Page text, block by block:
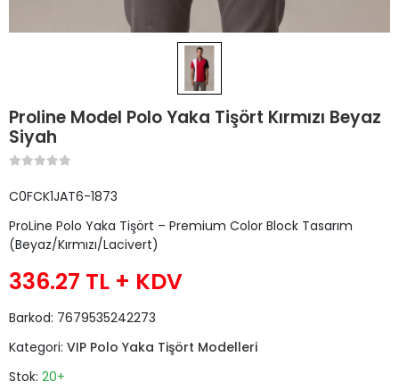
Proline Model Polo Yaka Tişört Kırmızı Beyaz
Siyah
C0FCK1JAT6-1873
ProLine Polo Yaka Tişört – Premium Color Block Tasarım
(Beyaz/Kırmızı/Lacivert)
336.27 TL + KDV
Barkod: 7679535242273
Kategori: VIP Polo Yaka Tişört Modelleri
Stok: 20+